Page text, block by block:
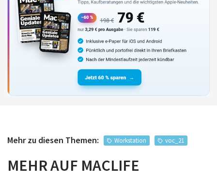
Mehr zu diesen Themen: Workstation voc_21
MEHR AUF MACLIFE